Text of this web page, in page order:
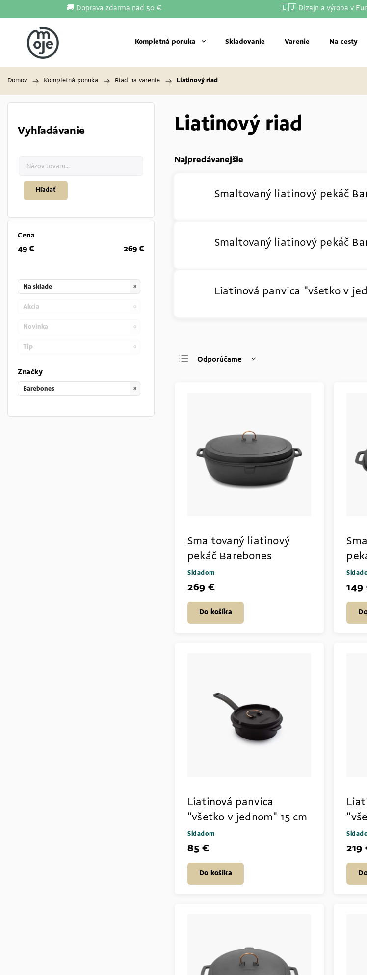
🚚 Doprava zdarma nad 50 € 🇪🇺 Dizajn a výroba v
Kompletná ponuka Skladovanie Varenie Na cesty
Domov / Kompletná ponuka / Riad na varenie / Liatinový riad
Vyhľadávanie
Hľadať
Cena
49 € 269 €
Na sklade 8
Akcia 0
Novinka 0
Tip 0
Značky
Barebones 8
Liatinový riad
Najpredávanejšie
Smaltovaný liatinový pekáč
Smaltovaný liatinový pekáč
Liatinová panvica "všetko v
Odporúčame
Smaltovaný liatinový
pekáč Barebones
Skladom
269 €
Do košíka
149
Liatinová panvica
"všetko v jednom" 15 cm
Skladom
85 €
Do košíka
219